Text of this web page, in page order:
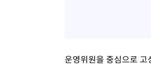
운영위원을 중심으로